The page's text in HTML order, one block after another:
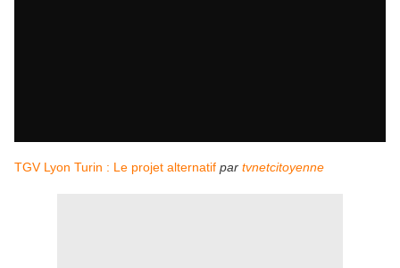
TGV Lyon Turin : Le projet alternatif par tvnetcitoyenne